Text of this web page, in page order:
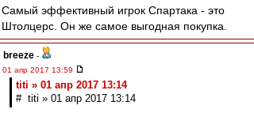
Самый эффективный игрок Спартака - это
Штолцерс. Он же самое выгодная покупка.
breeze -
01 апр 2017 13:59
titi » 01 апр 2017 13:14
# titi » 01 апр 2017 13:14